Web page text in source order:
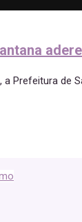
a Prefeitura de